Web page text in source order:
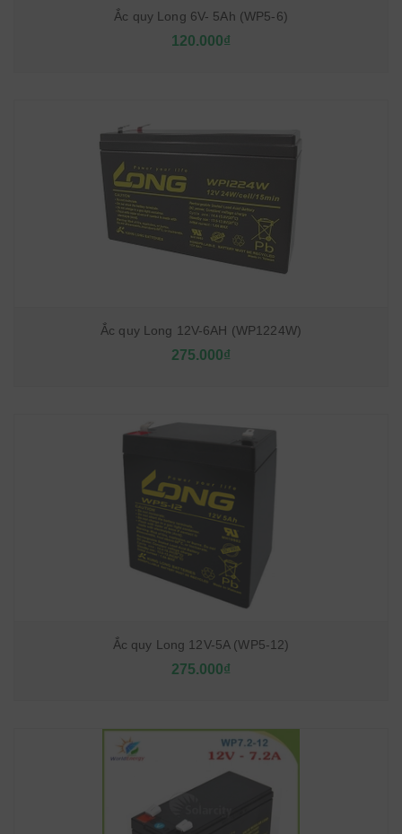
Ắc quy Long 6V- 5Ah (WP5-6)
120.000₫
Ắc quy Long 12V-6AH (WP1224W)
275.000₫
Ắc quy Long 12V-5A (WP5-12)
275.000₫